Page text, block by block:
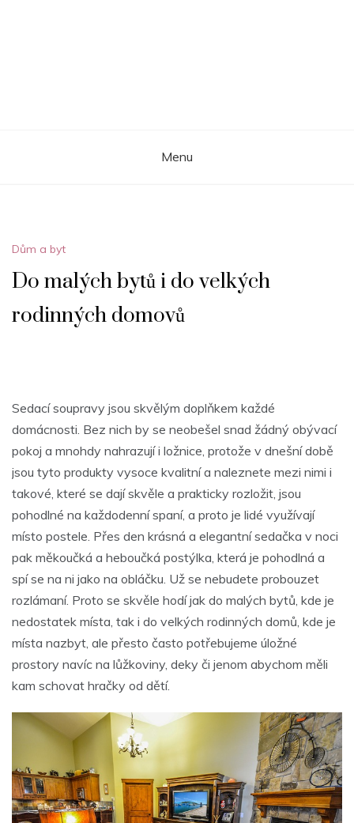
Menu
Dům a byt
Do malých bytů i do velkých
rodinných domovů
Sedací soupravy jsou skvělým doplňkem každé
domácnosti. Bez nich by se neobešel snad žádný obývací
pokoj a mnohdy nahrazují i ložnice, protože v dnešní době
jsou tyto produkty vysoce kvalitní a naleznete mezi nimi i
takové, které se dají skvěle a prakticky rozložit, jsou
pohodlné na každodenní spaní, a proto je lidé využívají
místo postele. Přes den krásná a elegantní sedačka v noci
pak měkoučká a heboučká postýlka, která je pohodlná a
spí se na ni jako na obláčku. Už se nebudete probouzet
rozlámaní. Proto se skvěle hodí jak do malých bytů, kde je
nedostatek místa, tak i do velkých rodinných domů, kde je
místa nazbyt, ale přesto často potřebujeme úložné
prostory navíc na lůžkoviny, deky či jenom abychom měli
kam schovat hračky od dětí.